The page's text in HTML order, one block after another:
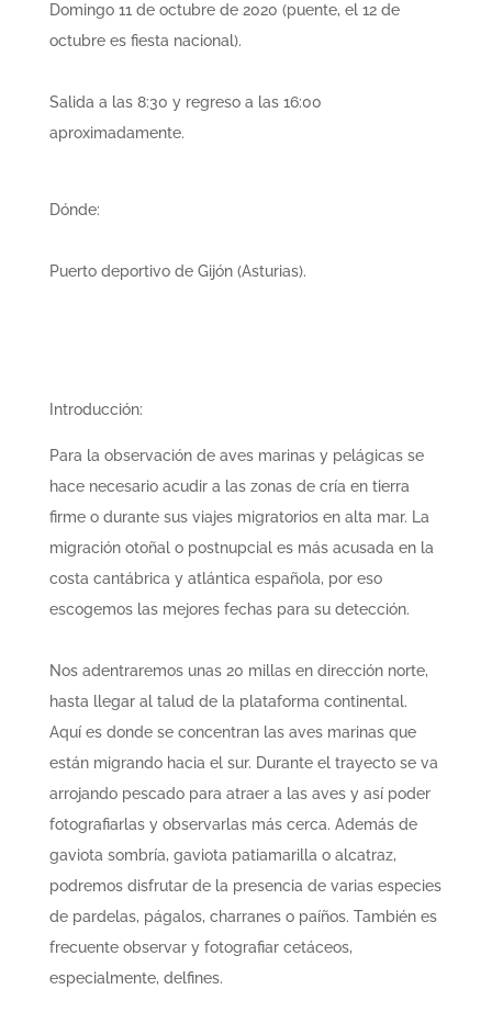
Domingo 11 de octubre de 2020 (puente, el 12 de
octubre es fiesta nacional).
Salida a las 8:30 y regreso a las 16:00
aproximadamente.
Dónde:
Puerto deportivo de Gijón (Asturias).
Introducción:
Para la observación de aves marinas y pelágicas se
hace necesario acudir a las zonas de cría en tierra
firme o durante sus viajes migratorios en alta mar. La
migración otoñal o postnupcial es más acusada en la
costa cantábrica y atlántica española, por eso
escogemos las mejores fechas para su detección.
Nos adentraremos unas 20 millas en dirección norte,
hasta llegar al talud de la plataforma continental.
Aquí es donde se concentran las aves marinas que
están migrando hacia el sur. Durante el trayecto se va
arrojando pescado para atraer a las aves y así poder
fotografiarlas y observarlas más cerca. Además de
gaviota sombría, gaviota patiamarilla o alcatraz,
podremos disfrutar de la presencia de varias especies
de pardelas, págalos, charranes o paíños. También es
frecuente observar y fotografiar cetáceos,
especialmente, delfines.